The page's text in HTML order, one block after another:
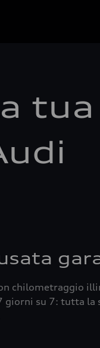
chilometraggio
su 7: tutta la